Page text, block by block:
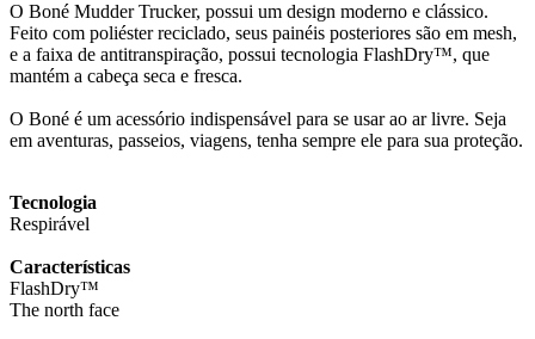
O Boné Mudder Trucker, possui um design moderno e clássico.
Feito com poliéster reciclado, seus painéis posteriores são em mesh,
e a faixa de antitranspiração, possui tecnologia FlashDry™, que
mantém a cabeça seca e fresca.
O Boné é um acessório indispensável para se usar ao ar livre. Seja
em aventuras, passeios, viagens, tenha sempre ele para sua proteção.
Tecnologia
Respirável
Características
FlashDry™
The north face